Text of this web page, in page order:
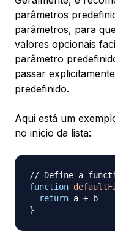
parâmetros
parâmetros, para
valores opcionais
parâmetro
passar explicitamente
predefinido.
Aqui está um
no início da lista:
// Define a
function
return a +
}